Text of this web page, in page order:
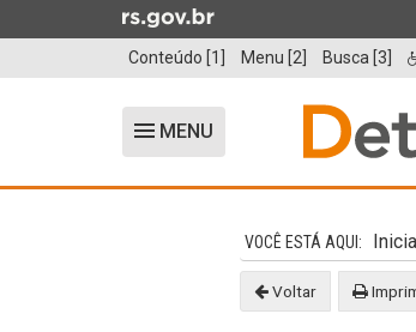
para
o
Conteúdo [1] Menu [2] Busca [3]
Alterna
a
navegação
MENU
Voltar